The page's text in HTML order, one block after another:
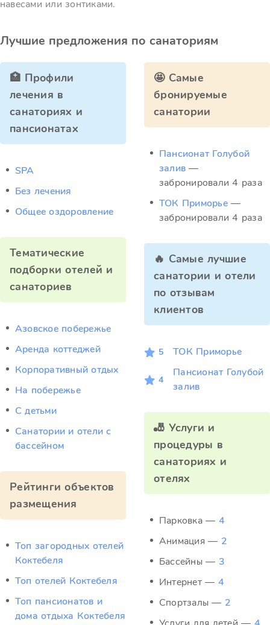
навесами или зонтиками.
Лучшие предложения по санаториям
🏥 Профили
лечения в
санаториях и
пансионатах
SPA
Без лечения
Общее оздоровление
Тематические
подборки отелей и
санаториев
Азовское побережье
Аренда коттеджей
Корпоративный отдых
На побережье
С детьми
Санатории и отели с
бассейном
Рейтинги объектов
размещения
Топ загородных отелей
Коктебеля
Топ отелей Коктебеля
Топ пансионатов и
дома отдыха Коктебеля
🤩 Самые
бронируемые
санатории
Пансионат Голубой
залив —
забронировали 4 раза
ТОК Приморье —
забронировали 4 раза
🔥 Самые лучшие
санатории и отели
по отзывам
клиентов
5 ТОК Приморье
4
Пансионат Голубой
залив
🎳 Услуги и
процедуры в
санаториях и
отелях
Парковка — 4
Анимация — 2
Бассейны — 3
Интернет — 4
Спортзалы — 2